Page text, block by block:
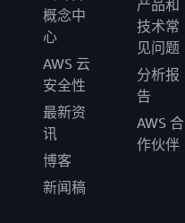
概念中
心
AWS 云
安全性
最新资
讯
博客
新闻稿
产品和
技术常
见问题
分析报
告
AWS 合
作伙伴